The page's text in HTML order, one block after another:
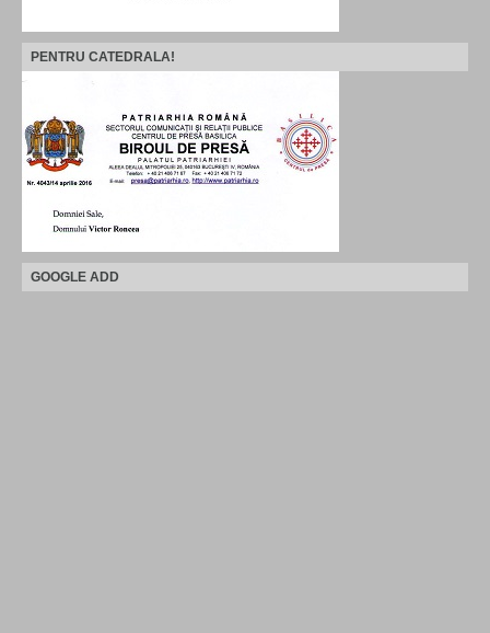
PENTRU CATEDRALA!
GOOGLE ADD